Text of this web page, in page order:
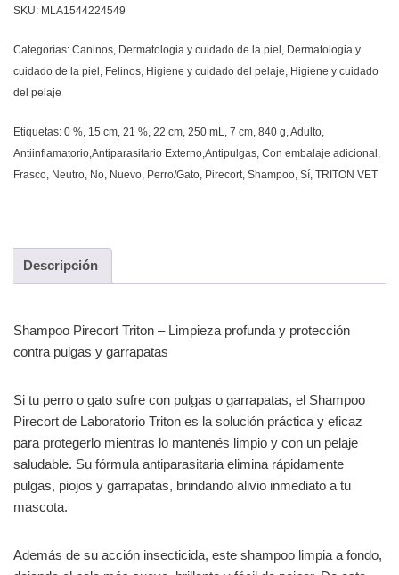
SKU: MLA1544224549
Categorías: Caninos Dermatologia y cuidado de la piel Dermatologia y
cuidado de la piel Felinos Higiene y cuidado del pelaje Higiene y cuidado
del pelaje
Etiquetas: 0 % 15 cm 21 % 22 cm 250 mL 7 cm 840 g Adulto
Antiinflamatorio,Antiparasitario Externo,Antipulgas Con embalaje adicional
Frasco Neutro No Nuevo Perro/Gato Pirecort Shampoo Sí TRITON VET
Descripción
Shampoo Pirecort Triton – Limpieza profunda y protección
contra pulgas y garrapatas
Si tu perro o gato sufre con pulgas o garrapatas, el Shampoo
Pirecort de Laboratorio Triton es la solución práctica y eficaz
para protegerlo mientras lo mantenés limpio y con un pelaje
saludable. Su fórmula antiparasitaria elimina rápidamente
pulgas, piojos y garrapatas, brindando alivio inmediato a tu
mascota.
Además de su acción insecticida, este shampoo limpia a fondo,